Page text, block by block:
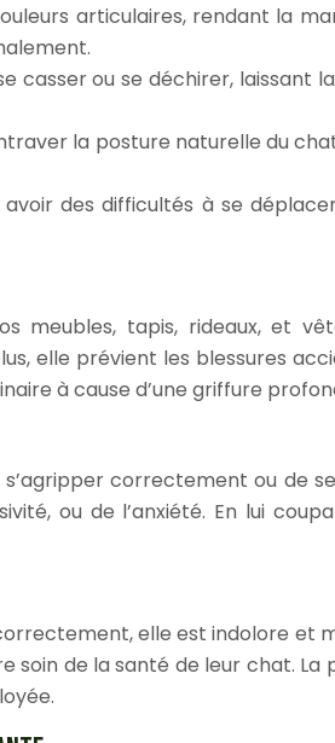
articulaires, rendant la
casser ou se déchirer, laissant
la posture naturelle du
des difficultés à se
meubles, tapis, rideaux, et
elle prévient les blessures
à cause d’une griffure
correctement ou de
ou de l’anxiété. En lui
elle est indolore et
de la santé de leur chat.